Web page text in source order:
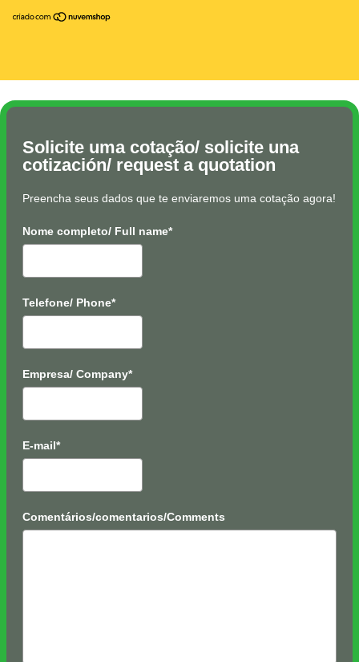
Solicite uma cotação/ solicite una
cotización/ request a quotation
Preencha seus dados que te enviaremos uma cotação agora!
Nome completo/ Full name*
Telefone/ Phone*
Empresa/ Company*
E-mail*
Comentários/comentarios/Comments